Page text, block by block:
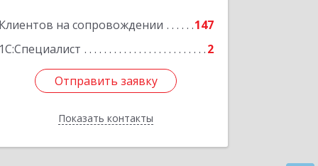
Клиентов на сопровождении
147
1С:Специалист
2
Отправить заявку
Показать контакты
Подробнее
Отправить заявку
Назад